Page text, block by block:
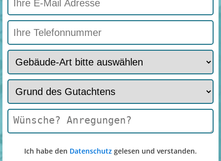
Ich habe den Datenschutz gelesen und verstanden.